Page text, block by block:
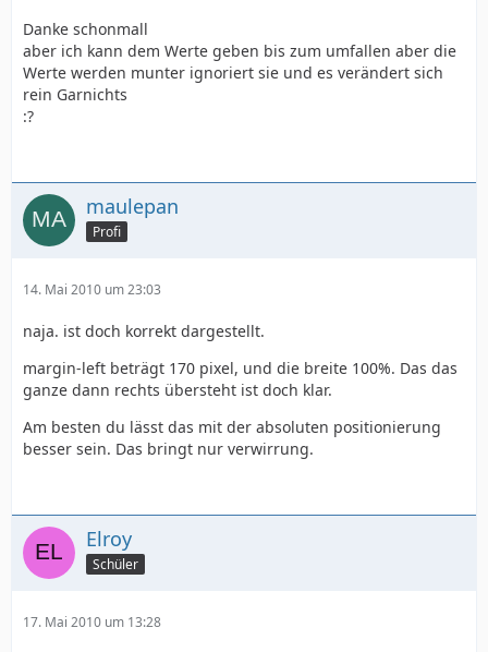
Danke schonmall
aber ich kann dem Werte geben bis zum umfallen aber die
Werte werden munter ignoriert sie und es verändert sich
rein Garnichts
:?
maulepan
Profi
14. Mai 2010 um 23:03
naja. ist doch korrekt dargestellt.
margin-left beträgt 170 pixel, und die breite 100%. Das das
ganze dann rechts übersteht ist doch klar.
Am besten du lässt das mit der absoluten positionierung
besser sein. Das bringt nur verwirrung.
Elroy
Schüler
17. Mai 2010 um 13:28